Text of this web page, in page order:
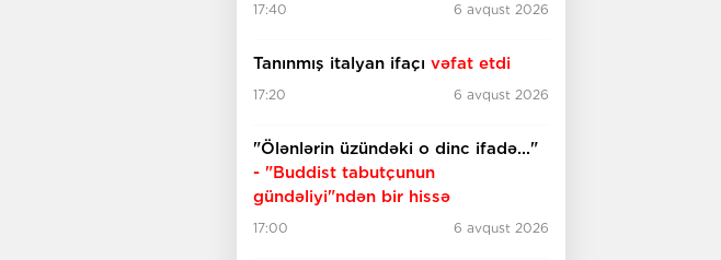
17:40 6 avqust 2026
Tanınmış italyan ifaçı vəfat etdi
17:20 6 avqust 2026
"Ölənlərin üzündəki o dinc ifadə..."
- "Buddist tabutçunun
gündəliyi"ndən bir hissə
17:00 6 avqust 2026